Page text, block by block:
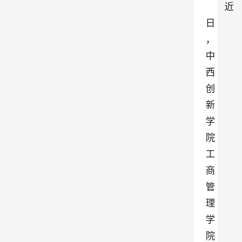
近
日
，
中
西
创
新
学
院
工
商
管
理
学
院